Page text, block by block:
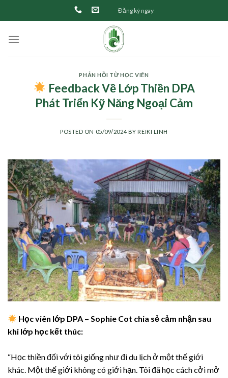
to
Đăng ký ngay
PHẢN HỒI TỪ HỌC VIÊN
Feedback Về Lớp Thiền DPA
Phát Triển Kỹ Năng Ngoại Cảm
POSTED ON 05/09/2024 BYREIKI LINH
Học viên lớp DPA – Sophie Cot chia sẻ cảm nhận sau
khi lớp học kết thúc:
“Học thiền đối với tôi giống như đi du lịch ở một thế giới
khác. Một thế giới không có giới hạn. Tôi đã học cách cởi mở